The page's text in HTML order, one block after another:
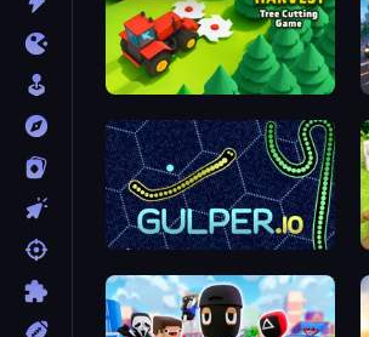
Lumber Harvest: Tree Cutting Game
Gulper.io